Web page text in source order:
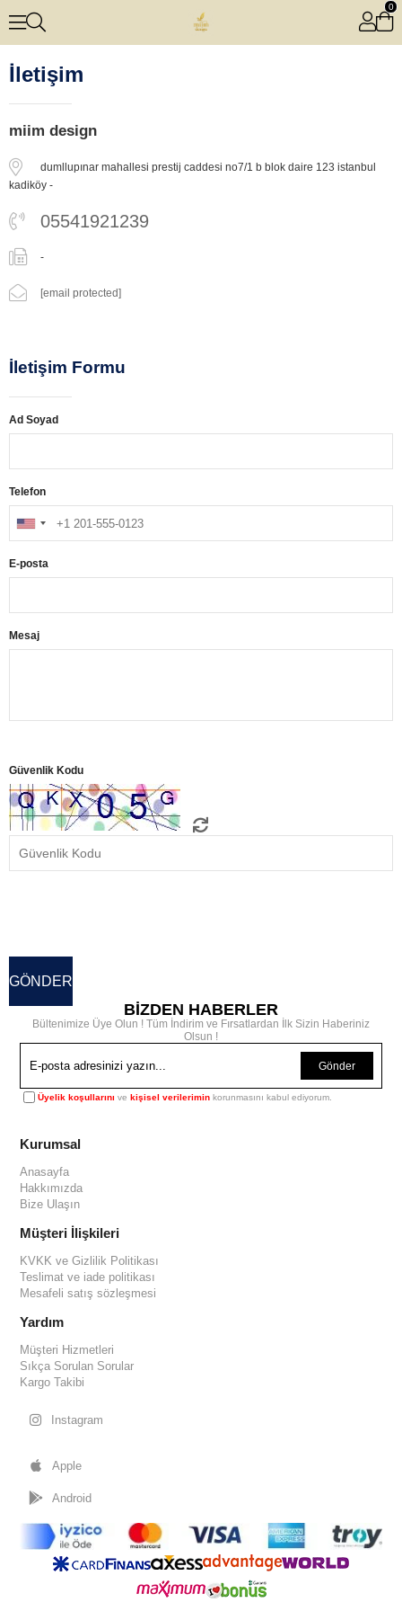
0
İletişim
miim design
dumllupınar mahallesi prestij caddesi no7/1 b blok daire 123 istanbul
kadiköy -
05541921239
-
[email protected]
İletişim Formu
Ad Soyad
Telefon
E-posta
Mesaj
Güvenlik Kodu
BİZDEN HABERLER
Bültenimize Üye Olun ! Tüm İndirim ve Fırsatlardan İlk Sizin Haberiniz
Olsun !
Gönder
Üyelik koşullarını vekişisel verilerimin korunmasını kabul ediyorum.
Kurumsal
Anasayfa
Hakkımızda
Bize Ulaşın
Müşteri İlişkileri
KVKK ve Gizlilik Politikası
Teslimat ve iade politikası
Mesafeli satış sözleşmesi
Yardım
Müşteri Hizmetleri
Sıkça Sorulan Sorular
Kargo Takibi
Instagram
Apple
Android